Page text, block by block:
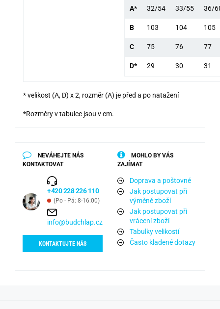
A* 32/54 33/55 36/
B 103 104 105
C 75 76 77
D* 29 30 31
* velikost (A, D) x 2, rozměr (A) je před a po natažení
*Rozměry v tabulce jsou v cm.
NEVÁHEJTE NÁS
KONTAKTOVAT
+420 228 226 110
(Po - Pá: 8-16:00)
info@budchlap.cz
KONTAKTUJTE NÁS
MOHLO BY VÁS
ZAJÍMAT
Doprava a poštovné
Jak postupovat při
výměně zboží
Jak postupovat při
vrácení zboží
Tabulky velikostí
Často kladené dotazy